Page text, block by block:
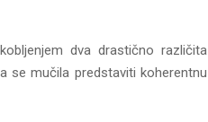
dva drastično različita
se mučila predstaviti koherentnu